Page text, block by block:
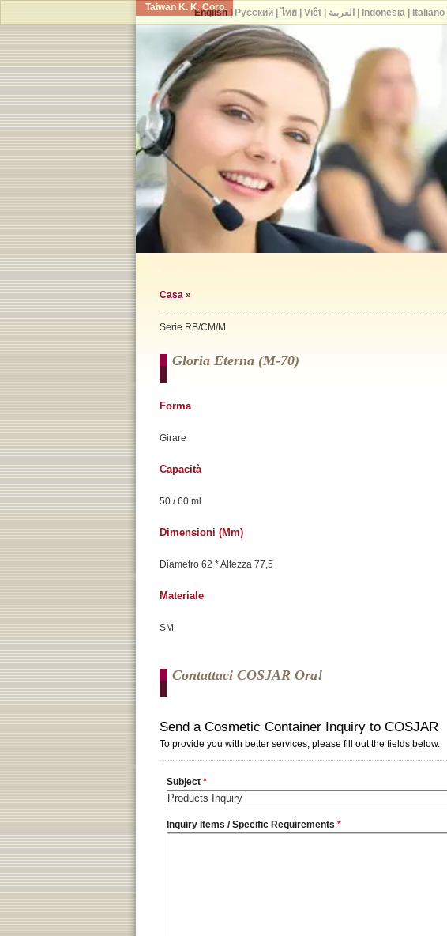
Taiwan K. K. Corp.
Casa »
Serie RB/CM/M
Gloria Eterna (m-70)
Forma
Girare
Capacità
50 / 60 ml
Dimensioni (mm)
Diametro 62 * Altezza 77,5
Materiale
SM
Contattaci COSJAR Ora!
English| Русский| ไทย| Việt| العربية Indonesia| Italiano|